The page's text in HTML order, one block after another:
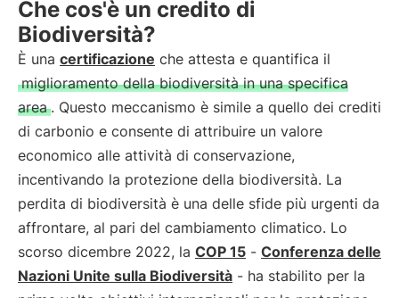
Che cos'è un credito di
Biodiversità?
È una certificazione che attesta e quantifica il
miglioramento della biodiversità in una specifica
area . Questo meccanismo è simile a quello dei crediti
di carbonio e consente di attribuire un valore
economico alle attività di conservazione,
incentivando la protezione della biodiversità. La
perdita di biodiversità è una delle sfide più urgenti da
affrontare, al pari del cambiamento climatico. Lo
scorso dicembre 2022, la COP 15 - Conferenza delle
Nazioni Unite sulla Biodiversità - ha stabilito per la